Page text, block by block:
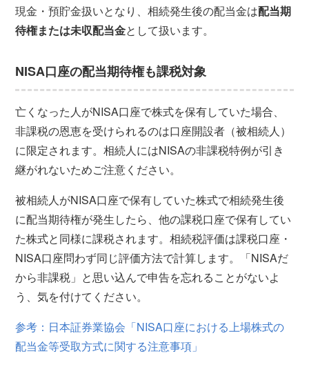
現金・預貯金扱いとなり、相続発生後の配当金は配当期
待権または未収配当金として扱います。
NISA口座の配当期待権も課税対象
亡くなった人がNISA口座で株式を保有していた場合、
非課税の恩恵を受けられるのは口座開設者（被相続人）
に限定されます。相続人にはNISAの非課税特例が引き
継がれないためご注意ください。
被相続人がNISA口座で保有していた株式で相続発生後
に配当期待権が発生したら、他の課税口座で保有してい
た株式と同様に課税されます。相続税評価は課税口座・
NISA口座問わず同じ評価方法で計算します。「NISAだ
から非課税」と思い込んで申告を忘れることがないよ
う、気を付けてください。
参考：日本証券業協会「NISA口座における上場株式の
配当金等受取方式に関する注意事項」